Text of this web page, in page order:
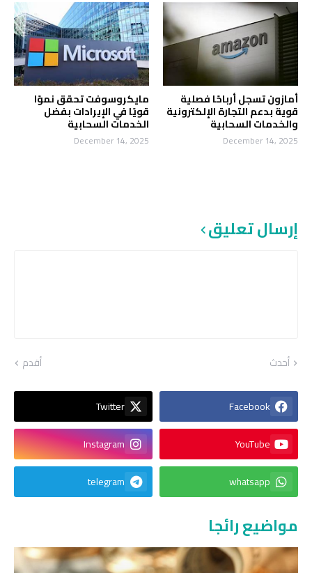
أمازون تسجل أرباحًا فصلية
قوية بدعم التجارة الإلكترونية
والخدمات السحابية
December 14, 2025
مايكروسوفت تحقق نموًا
قويًا في الإيرادات بفضل
الخدمات السحابية
December 14, 2025
إرسال تعليق
أحدث أقدم
Facebook
Twitter
YouTube
Instagram
whatsapp
telegram
مواضيع رائجا